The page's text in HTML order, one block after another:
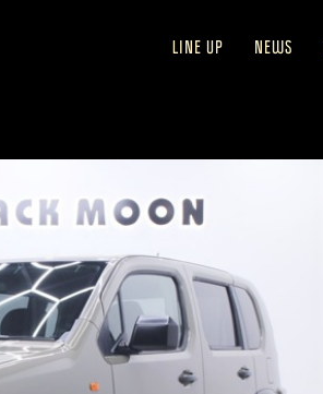
LINE UP NEWS